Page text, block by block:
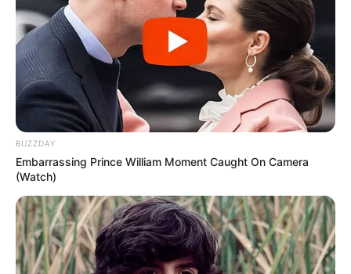
BUZZDAY
Embarrassing Prince William Moment Caught On Camera
(Watch)